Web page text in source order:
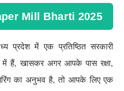
Mill Bharti 2025
प्रदेश में एक प्रतिष्ठित सरकारी
हैं, खासकर अगर आपके पास रक्षा,
का अनुभव है, तो आपके लिए एक